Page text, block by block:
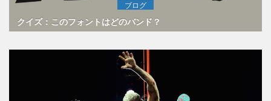
ブログ
クイズ：このフォントはどのバンド？